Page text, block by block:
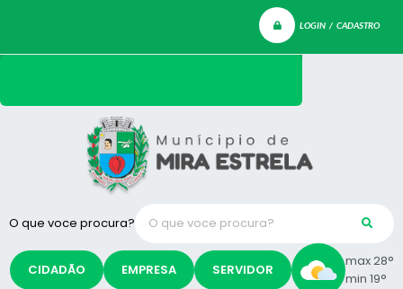
LOGIN / CADASTRO
O que voce procura?
CIDADÃO EMPRESA SERVIDOR
max 28°
min 19°